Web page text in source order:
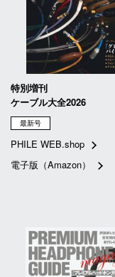
特別増刊
ケーブル大全2026
最新号
PHILE WEB.shop
電子版（Amazon）